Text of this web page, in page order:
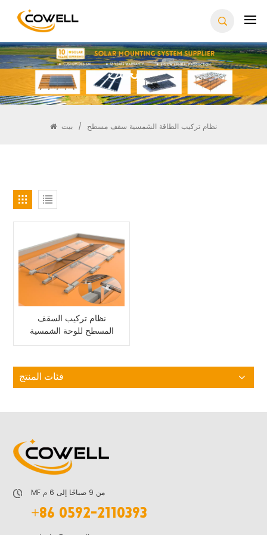
يبحث
بيت / نظام تركيب الطاقة الشمسية سقف مسطح
نظام تركيب السقف
المسطح للوحة الشمسية
فئات المنتج
+86 0592-2110393